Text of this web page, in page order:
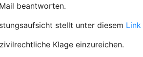
beantworten.
stellt unter diesem Link
Klage einzureichen.